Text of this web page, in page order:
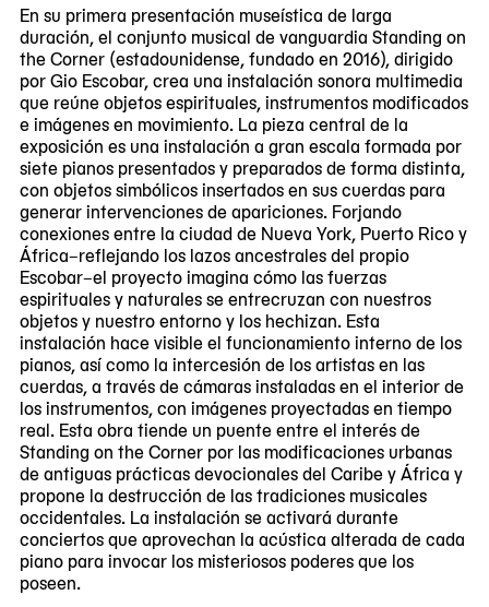
En su primera presentación museística de larga
duración, el conjunto musical de vanguardia Standing on
the Corner (estadounidense, fundado en 2016), dirigido
por Gio Escobar, crea una instalación sonora multimedia
que reúne objetos espirituales, instrumentos modificados
e imágenes en movimiento. La pieza central de la
exposición es una instalación a gran escala formada por
siete pianos presentados y preparados de forma distinta,
con objetos simbólicos insertados en sus cuerdas para
generar intervenciones de apariciones. Forjando
conexiones entre la ciudad de Nueva York, Puerto Rico y
África–reflejando los lazos ancestrales del propio
Escobar–el proyecto imagina cómo las fuerzas
espirituales y naturales se entrecruzan con nuestros
objetos y nuestro entorno y los hechizan. Esta
instalación hace visible el funcionamiento interno de los
pianos, así como la intercesión de los artistas en las
cuerdas, a través de cámaras instaladas en el interior de
los instrumentos, con imágenes proyectadas en tiempo
real. Esta obra tiende un puente entre el interés de
Standing on the Corner por las modificaciones urbanas
de antiguas prácticas devocionales del Caribe y África y
propone la destrucción de las tradiciones musicales
occidentales. La instalación se activará durante
conciertos que aprovechan la acústica alterada de cada
piano para invocar los misteriosos poderes que los
poseen.